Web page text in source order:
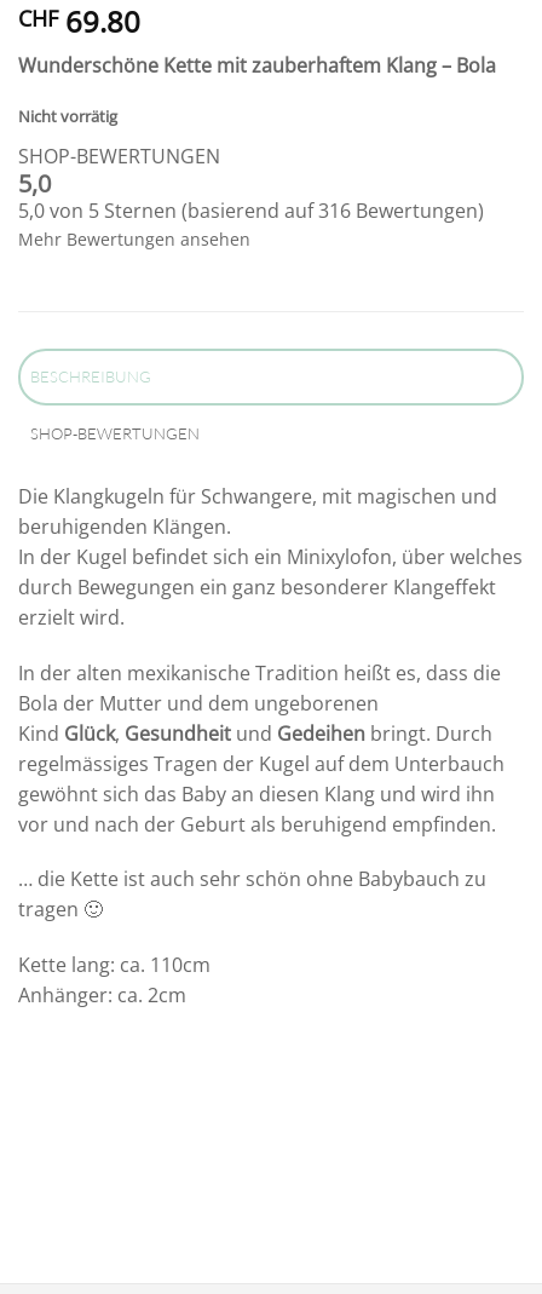
CHF69.80
Wunderschöne Kette mit zauberhaftem Klang – Bola
Nicht vorrätig
SHOP-BEWERTUNGEN
5,0
5,0 von 5 Sternen (basierend auf 316 Bewertungen)
Mehr Bewertungen ansehen
BESCHREIBUNG
SHOP-BEWERTUNGEN
Die Klangkugeln für Schwangere, mit magischen und
beruhigenden Klängen.
In der Kugel befindet sich ein Minixylofon, über welches
durch Bewegungen ein ganz besonderer Klangeffekt
erzielt wird.
In der alten mexikanische Tradition heißt es, dass die
Bola der Mutter und dem ungeborenen
Kind Glück, Gesundheit und Gedeihen bringt. Durch
regelmässiges Tragen der Kugel auf dem Unterbauch
gewöhnt sich das Baby an diesen Klang und wird ihn
vor und nach der Geburt als beruhigend empfinden.
… die Kette ist auch sehr schön ohne Babybauch zu
tragen 🙂
Kette lang: ca. 110cm
Anhänger: ca. 2cm